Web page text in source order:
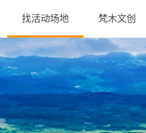
找活动场地 梵木文创